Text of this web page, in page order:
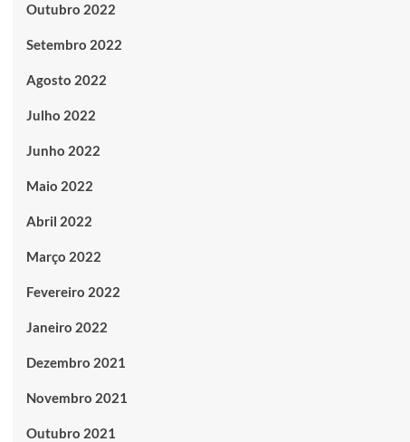
Outubro 2022
Setembro 2022
Agosto 2022
Julho 2022
Junho 2022
Maio 2022
Abril 2022
Março 2022
Fevereiro 2022
Janeiro 2022
Dezembro 2021
Novembro 2021
Outubro 2021